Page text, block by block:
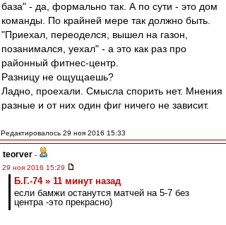
база" - да, формально так. А по сути - это дом
команды. По крайней мере так должно быть.
"Приехал, переоделся, вышел на газон,
позанимался, уехал" - а это как раз про
районный фитнес-центр.
Разницу не ощущаешь?
Ладно, проехали. Смысла спорить нет. Мнения
разные и от них один фиг ничего не зависит.
Редактировалось 29 ноя 2016 15:33
teorver -
29 ноя 2016 15:29
Б.Г.-74 » 11 минут назад
если бамжи останутся матчей на 5-7 без
центра -это прекрасно)